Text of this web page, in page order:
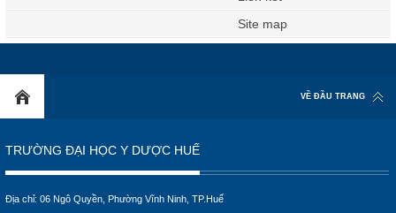
VỀ ĐẦU TRANG
TRƯỜNG ĐẠI HỌC Y DƯỢC HUẾ
Địa chỉ: 06 Ngô Quyền, Phường Vĩnh Ninh, TP.Huế